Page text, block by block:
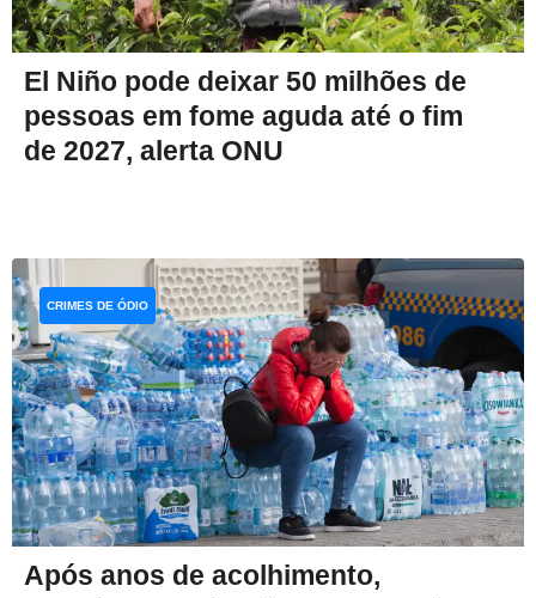
El Niño pode deixar 50 milhões de
pessoas em fome aguda até o fim
de 2027, alerta ONU
Após anos de acolhimento,
CRIMES DE ÓDIO